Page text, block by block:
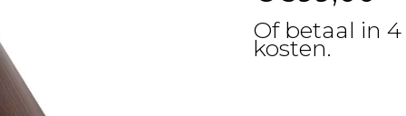
Of betaal in
kosten.